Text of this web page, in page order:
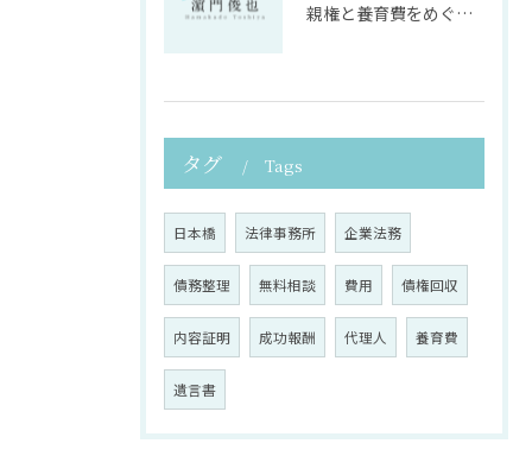
親権と養育費をめぐる法律支援の重要性
タグ Tags
日本橋 法律事務所 企業法務
債務整理 無料相談 費用 債権回収
内容証明 成功報酬 代理人 養育費
遺言書